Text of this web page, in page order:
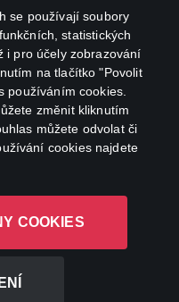
se používají soubory
statistických
i pro účely zobrazování
na tlačítko "Povolit
používáním cookies.
změnit kliknutím
můžete odvolat či
cookies najdete
COOKIES